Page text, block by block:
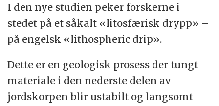
I den nye studien peker forskerne i
stedet på et såkalt «litosfærisk drypp» –
på engelsk «lithospheric drip».
Dette er en geologisk prosess der tungt
materiale i den nederste delen av
jordskorpen blir ustabilt og langsomt